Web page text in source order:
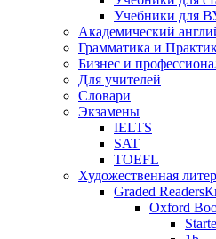
Учебники для
Академический
Грамматика и
Бизнес и
Для учителей
Словари
Экзамены
IELTS
SAT
TOEFL
Художественная
Graded Readers
Oxford